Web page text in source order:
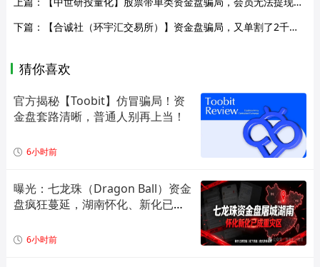
下篇：
【合诚社（环宇汇交易所）】资金盘骗局，又单割了2千多人，已经被调查中，有团队长被抓，即将崩盘跑路！
猜你喜欢
官方揭秘【Toobit】仿冒骗局！资
金盘套路清晰，普通人别再上当！
6小时前
曝光：七龙珠（Dragon Ball）资金
盘疯狂蔓延，湖南怀化、新化已成
解预警！
6小时前